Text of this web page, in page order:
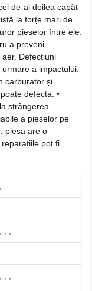
de-al doilea capăt
la forțe mari de
pieselor între ele.
a preveni
Defecțiuni
a impactului.
carburator și
defecta. •
strângerea
a pieselor pe
piesa are o
pot fi